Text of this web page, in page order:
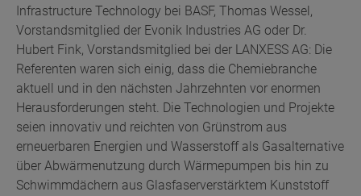
Infrastructure Technology bei BASF, Thomas Wessel,
Vorstandsmitglied der Evonik Industries AG oder Dr.
Hubert Fink, Vorstandsmitglied bei der LANXESS AG: Die
Referenten waren sich einig, dass die Chemiebranche
aktuell und in den nächsten Jahrzehnten vor enormen
Herausforderungen steht. Die Technologien und Projekte
seien innovativ und reichten von Grünstrom aus
erneuerbaren Energien und Wasserstoff als Gasalternative
über Abwärmenutzung durch Wärmepumpen bis hin zu
Schwimmdächern aus Glasfaserverstärktem Kunststoff